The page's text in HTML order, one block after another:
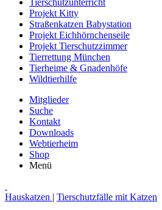
Tierschutzunterricht
Projekt Kitty
Straßenkatzen Babystation
Projekt Eichhörnchenseile
Projekt Tierschutzzimmer
Tierrettung München
Tierheime & Gnadenhöfe
Wildtierhilfe
Mitglieder
Suche
Kontakt
Downloads
Webtierheim
Shop
Menü
Hauskatzen | Tierschutzfälle mit Katzen